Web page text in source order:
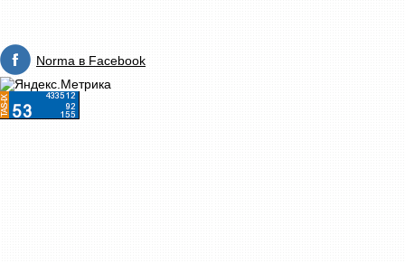
Norma в Facebook